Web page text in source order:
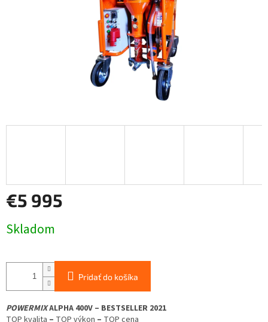
€5 995
cena:
Skladom
Pridať do košíka
POWERMIXALPHA 400V – BESTSELLER 2021